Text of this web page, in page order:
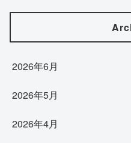
2026年6月
2026年5月
2026年4月